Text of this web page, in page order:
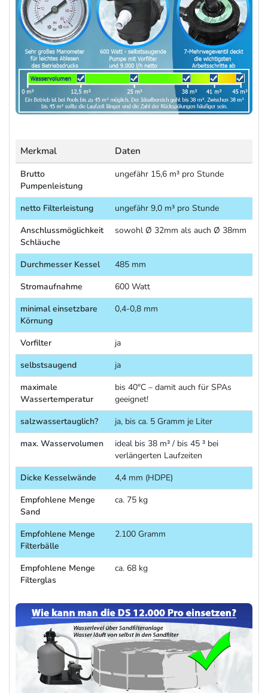
Merkmal Daten
Brutto
Pumpenleistung
ungefähr 15,6 m³ pro Stunde
netto Filterleistung
ungefähr 9,0 m³ pro Stunde
Anschlussmöglichkeit
Schläuche
sowohl Ø 32mm als auch Ø 38mm
Durchmesser Kessel
485 mm
Stromaufnahme
600 Watt
minimal einsetzbare
Körnung
0,4-0,8 mm
Vorfilter
ja
selbstsaugend
ja
maximale
Wassertemperatur
bis 40°C – damit auch für SPAs
geeignet!
salzwassertauglich?
ja, bis ca. 5 Gramm je Liter
max. Wasservolumen
ideal bis 38 m³ / bis 45 ³ bei
verlängerten Laufzeiten
Dicke Kesselwände
4,4 mm (HDPE)
Empfohlene Menge
Sand
ca. 75 kg
Empfohlene Menge
Filterbälle
2.100 Gramm
Empfohlene Menge
Filterglas
ca. 68 kg